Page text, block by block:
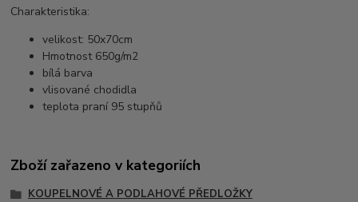
Charakteristika:
velikost: 50x70cm
Hmotnost 650g/m2
bílá barva
vlisované chodidla
teplota praní 95 stupňů
Zboží zařazeno v kategoriích
KOUPELNOVÉ A PODLAHOVÉ PŘEDLOŽKY